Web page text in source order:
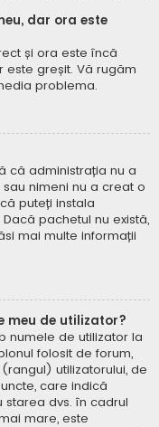
dar ora este
și ora este încă
este greșit. Vă rugăm
problema.
că administrația nu a
nimeni nu a creat o
puteți instala
pachetul nu există,
mai multe informații
meu de utilizator?
numele de utilizator la
folosit de forum,
utilizatorului, de
care indică
dvs. în cadrul
mare, este